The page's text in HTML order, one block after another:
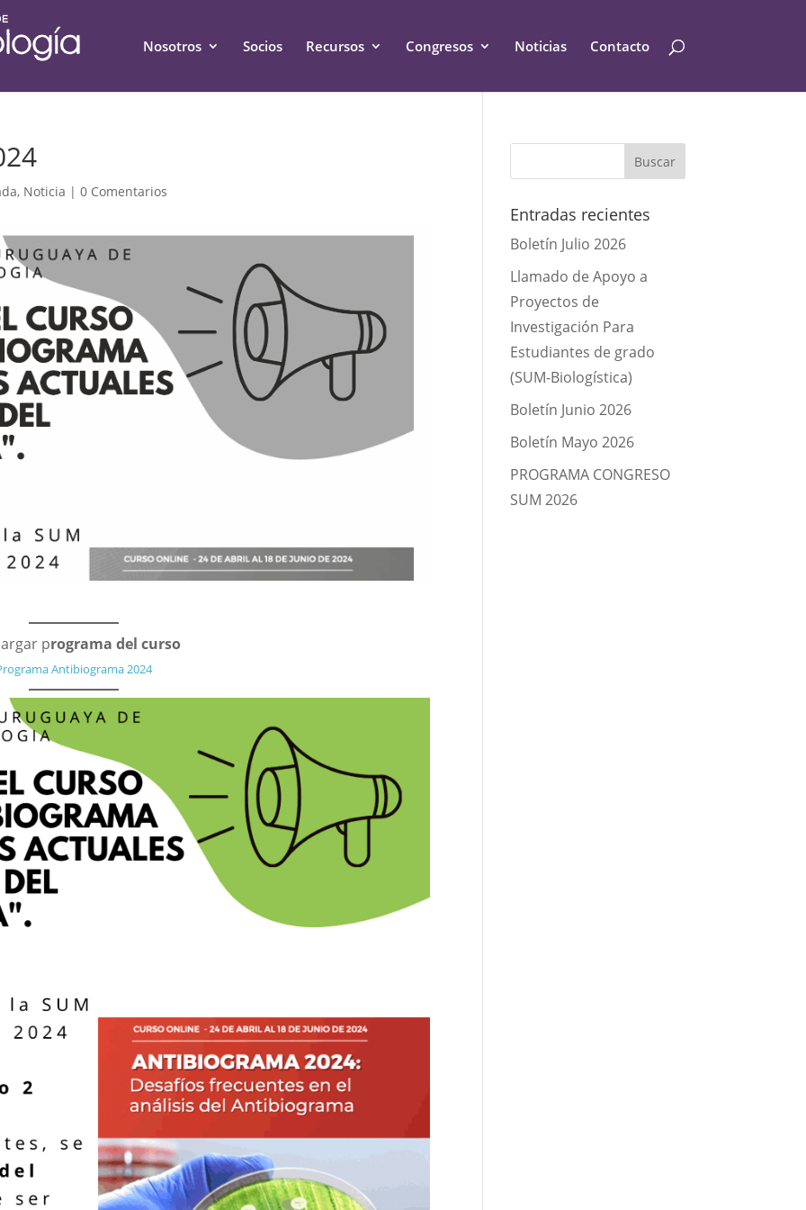
Nosotros Socios Recursos Congresos Noticias Contacto
, Noticia |0 Comentarios
programa del curso
Antibiograma 2024
Entradas recientes
Boletín Julio 2026
Llamado de Apoyo a
Proyectos de
Investigación Para
Estudiantes de grado
(SUM-Biologística)
Boletín Junio 2026
Boletín Mayo 2026
PROGRAMA CONGRESO
SUM 2026